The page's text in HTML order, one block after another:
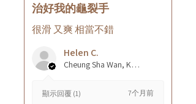
治好我的龜裂手
很滑 又爽 相當不錯
Helen C.
Cheung Sha Wan, Kowloon., Hong Kong
顯示回覆 (1) 7个月前